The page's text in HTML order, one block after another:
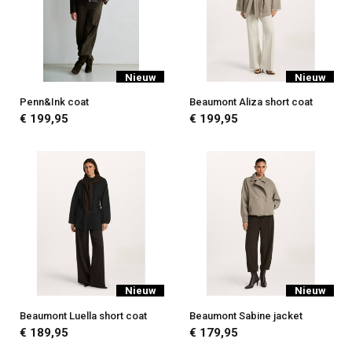
Nieuw
Penn&Ink coat
€ 199,95
Nieuw
Beaumont Aliza short coat
€ 199,95
Nieuw
Beaumont Luella short coat
€ 189,95
Nieuw
Beaumont Sabine jacket
€ 179,95